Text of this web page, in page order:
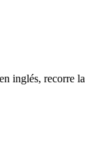
inglés, recorre